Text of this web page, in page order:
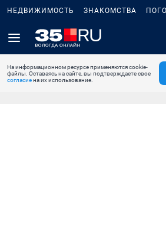
НЕДВИЖИМОСТЬ ЗНАКОМСТВА
На информационном ресурсе применяются cookie-
файлы. Оставаясь на сайте, вы подтверждаете свое
согласиена их использование.